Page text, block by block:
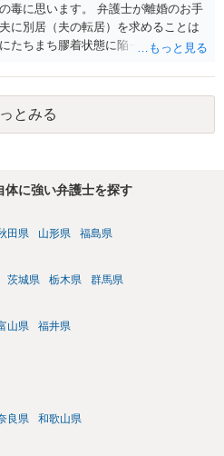
毒に思います。 弁護士が離婚のお手
に別居（夫の転居）を求めることは
たちまち膠着状態に陥ってしまうの
談者さまが転居する形で離婚協議等
ことが圧倒的多数です。
とみる
体に強い弁護士を探す
田県 山形県 福島県
茨城県 栃木県 群馬県
山県 福井県
良県 和歌山県